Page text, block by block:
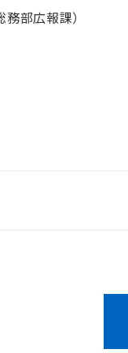
部広報課）